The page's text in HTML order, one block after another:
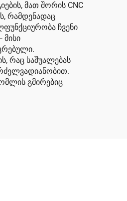
მათ შორის CNC
რამდენადაც
ჩვენი
მისი
რაც საშუალებას
გმირებიც